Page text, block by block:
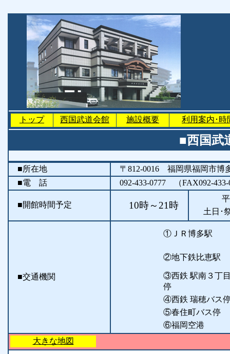
トップ 西国武道会館 施設概要 利用案内･時
■西国
■所在地
〒812-0016 福岡県福岡市博
■電 話
092-433-0777 （FAX092-433-
■開館時間予定 10時～21時
土日･
■交通機関
①ＪＲ博多駅
②地下鉄比恵駅
③西鉄 駅南３丁
停
④西鉄 瑞穂バス
⑤春住町バス停
⑥福岡空港
大きな地図